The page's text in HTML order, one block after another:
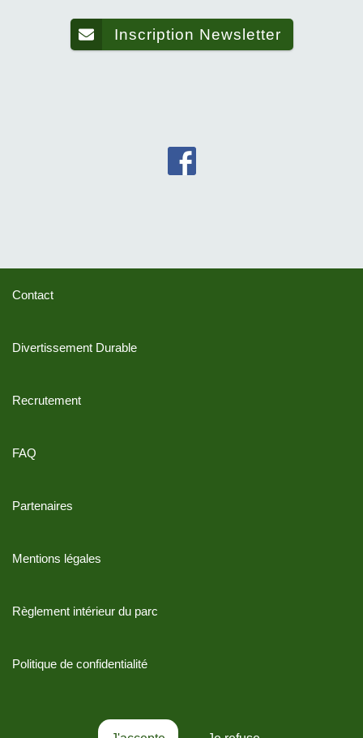
Inscription Newsletter
Contact
Divertissement Durable
Recrutement
FAQ
Partenaires
Mentions légales
Règlement intérieur du parc
Politique de confidentialité